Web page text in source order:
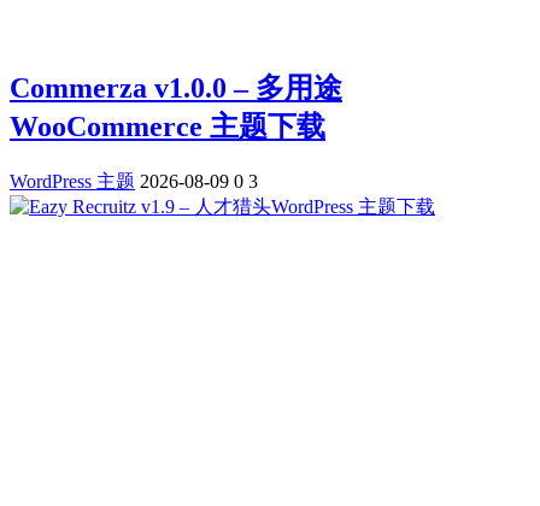
Commerza v1.0.0 – 多用途
WooCommerce 主题下载
WordPress 主题 2026-08-09 0 3